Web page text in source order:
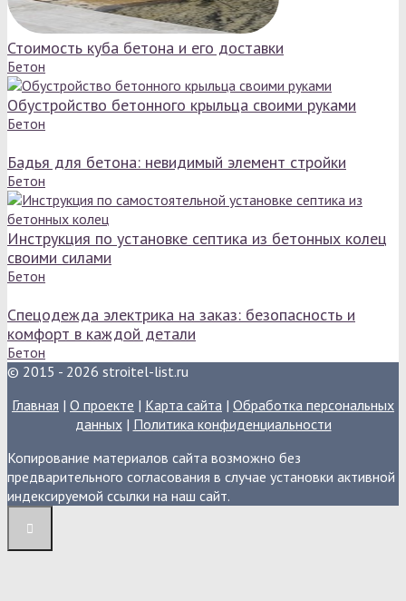
Стоимость куба бетона и его доставки
Бетон
Обустройство бетонного крыльца своими руками
Бетон
Бадья для бетона: невидимый элемент стройки
Бетон
Инструкция по установке септика из бетонных колец
своими силами
Бетон
Спецодежда электрика на заказ: безопасность и
комфорт в каждой детали
Бетон
© 2015 - 2026 stroitel-list.ru
Главная | О проекте | Карта сайта | Обработка персональных
данных| Политика конфиденциальности
Копирование материалов сайта возможно без
предварительного согласования в случае установки активной
индексируемой ссылки на наш сайт.